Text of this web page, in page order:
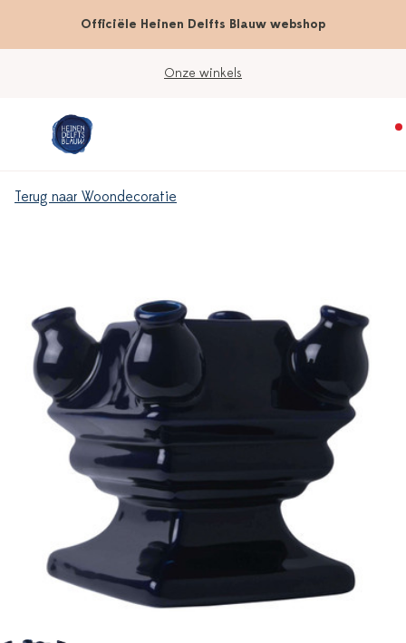
Officiële Heinen Delfts Blauw webshop
Onze winkels
Terug naar Woondecoratie